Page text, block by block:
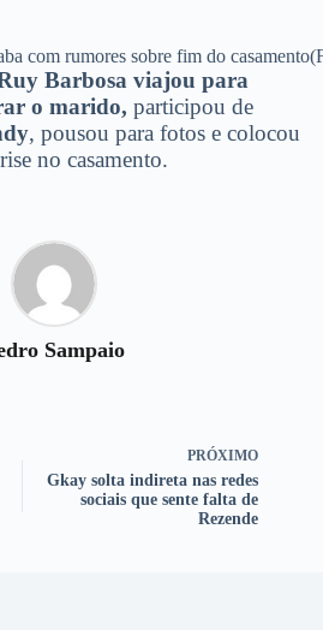
com rumores sobre fim do
Barbosa viajou para
o marido, participou de
, pousou para fotos e colocou
no casamento.
Sampaio
PRÓXIMO
Gkay solta indireta nas redes
sociais que sente falta de
Rezende